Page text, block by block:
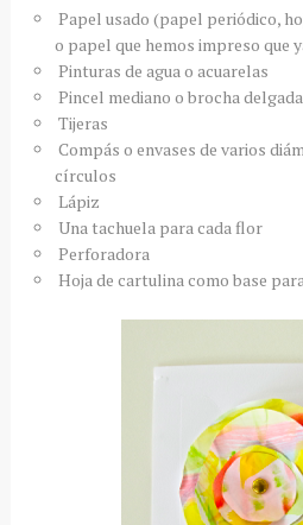
Papel usado (papel periódico,
o papel que hemos impreso que
Pinturas de agua o acuarelas
Pincel mediano o brocha delgada
Tijeras
Compás o envases de varios
círculos
Lápiz
Una tachuela para cada flor
Perforadora
Hoja de cartulina como base